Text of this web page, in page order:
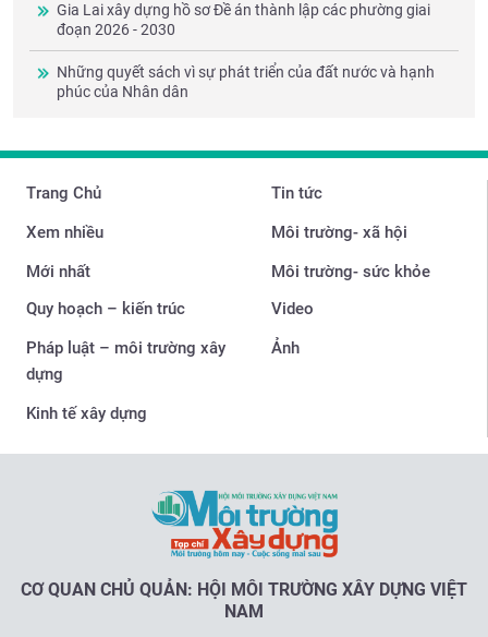
Gia Lai xây dựng hồ sơ Đề án thành lập các phường giai
đoạn 2026 - 2030
Những quyết sách vì sự phát triển của đất nước và hạnh
phúc của Nhân dân
Trang Chủ
Xem nhiều
Mới nhất
Tin tức
Môi trường- xã hội
Môi trường- sức khỏe
Quy hoạch – kiến trúc
Pháp luật – môi trường xây
dựng
Kinh tế xây dựng
Video
Ảnh
CƠ QUAN CHỦ QUẢN: HỘI MÔI TRƯỜNG XÂY DỰNG VIỆT
NAM